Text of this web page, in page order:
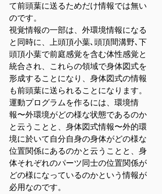
て前頭葉に送るためだけ情報では無い
のです。
視覚情報の一部は、外環境情報になる
と同時に、上頭頂小葉､頭頂間溝野､下
頭頂小葉で前庭感覚を含む体性感覚と
統合され、これらの領域で身体図式を
形成することになり、身体図式の情報
も前頭葉に送られることになります。
運動プログラムを作るには、環境情
報〜外環境がどの様な状態であるのか
と云うことと、身体図式情報〜外的環
境に於いて自分自身の身体がどの様な
位置関係にあるのかと云うことと、身
体それぞれのパーツ同士の位置関係が
どの様になっているのかという情報が
必用なのです。